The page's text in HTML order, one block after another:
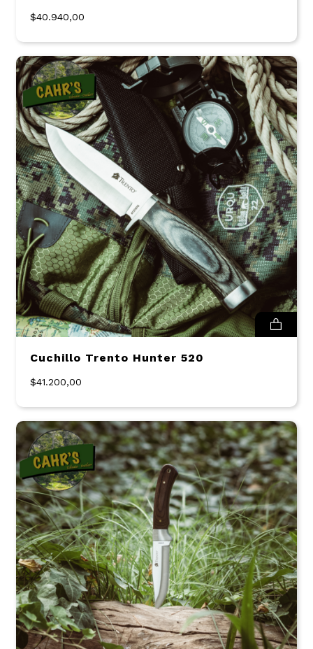
$40.940,00
Cuchillo Trento Hunter 520
$41.200,00